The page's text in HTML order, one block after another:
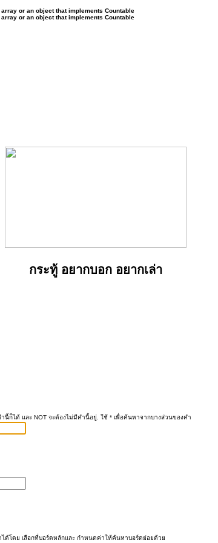
or an object that implements Countable
or an object that implements Countable
กระทู้ อยากบอก อยากเล่า
ก็ได้ และ NOT จะต้องไม่มีคำนี้อยู่. ใช้ * เพื่อค้นหาจากบางส่วนของคำ
ด้โดย เลือกที่บอร์ดหลักและ กำหนดค่าให้ค้นหาบอร์ดย่อยด้วย